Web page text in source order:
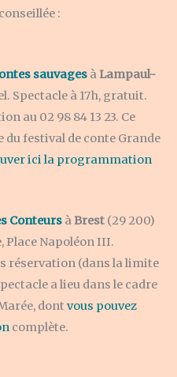
:
sauvages àLampaul-
Spectacle à 17h, gratuit.
au 02 98 84 13 23. Ce
du festival de conte Grande
ici la programmation
Conteurs àBrest (29 200)
Place Napoléon III.
réservation (dans la limite
a lieu dans le cadre
dont vous pouvez
complète.